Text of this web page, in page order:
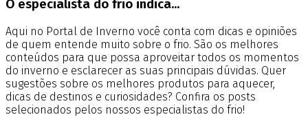
O especialista do frio indica...
Aqui no Portal de Inverno você conta com dicas e opiniões
de quem entende muito sobre o frio. São os melhores
conteúdos para que possa aproveitar todos os momentos
do inverno e esclarecer as suas principais dúvidas. Quer
sugestões sobre os melhores produtos para aquecer,
dicas de destinos e curiosidades? Confira os posts
selecionados pelos nossos especialistas do frio!